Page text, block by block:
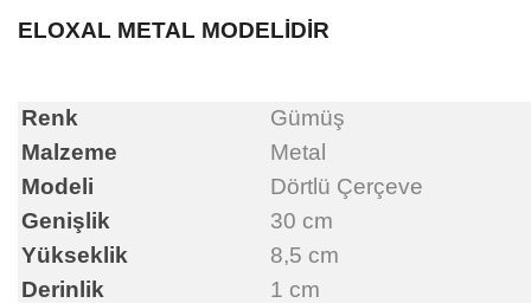
ELOXAL METAL MODELİDİR
Renk
Gümüş
Malzeme
Metal
Modeli
Dörtlü Çerçeve
Genişlik
30 cm
Yükseklik
8,5 cm
Derinlik
1 cm